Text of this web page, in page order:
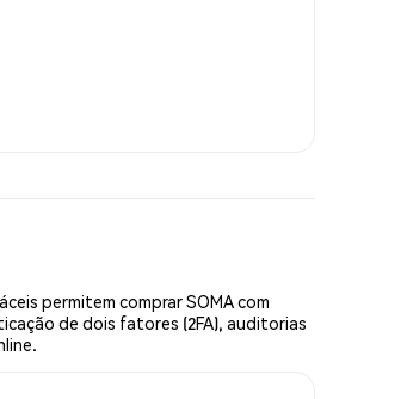
permitem comprar SOMA com
de dois fatores (2FA), auditorias